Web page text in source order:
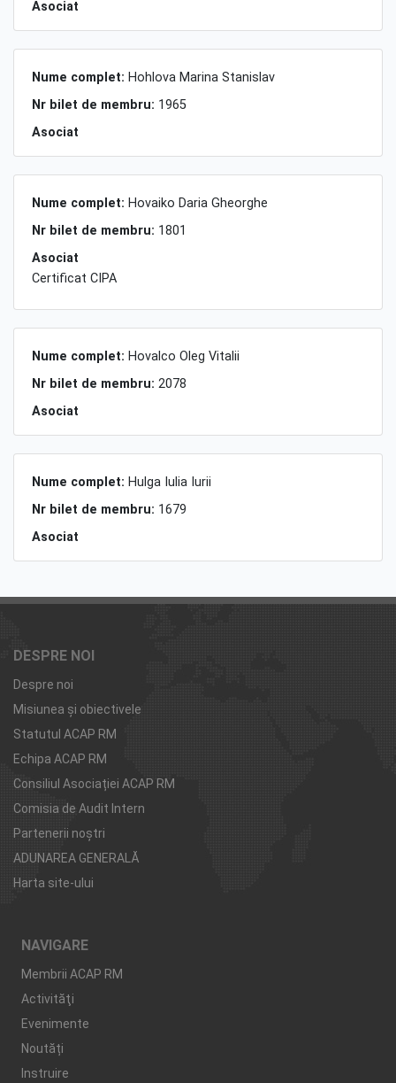
Asociat
Nume complet: Hohlova Marina Stanislav
Nr bilet de membru: 1965
Asociat
Nume complet: Hovaiko Daria Gheorghe
Nr bilet de membru: 1801
Asociat
Certificat CIPA
Nume complet: Hovalco Oleg Vitalii
Nr bilet de membru: 2078
Asociat
Nume complet: Hulga Iulia Iurii
Nr bilet de membru: 1679
Asociat
DESPRE NOI
Despre noi
Misiunea şi obiectivele
Statutul ACAP RM
Echipa ACAP RM
Consiliul Asociației ACAP RM
Comisia de Audit Intern
Partenerii noştri
ADUNAREA GENERALĂ
Harta site-ului
NAVIGARE
Membrii ACAP RM
Activităţi
Evenimente
Noutăți
Instruire